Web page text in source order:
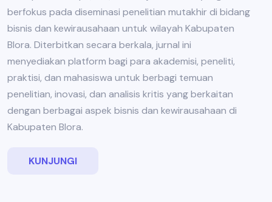
berfokus pada diseminasi penelitian mutakhir di bidang
bisnis dan kewirausahaan untuk wilayah Kabupaten
Blora. Diterbitkan secara berkala, jurnal ini
menyediakan platform bagi para akademisi, peneliti,
praktisi, dan mahasiswa untuk berbagi temuan
penelitian, inovasi, dan analisis kritis yang berkaitan
dengan berbagai aspek bisnis dan kewirausahaan di
Kabupaten Blora.
KUNJUNGI